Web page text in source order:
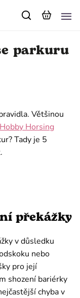
parkuru
Většinou
Horsing
Tady je 5
překážky
v důsledku
nebo
pro její
shození bariérky
chyba v